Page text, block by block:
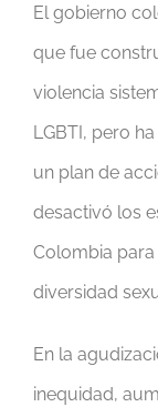
El gobierno
que fue
violencia
LGBTI, pero
un plan de
desactivó los
Colombia
diversidad
En la
inequidad,